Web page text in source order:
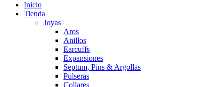
Inicio
Tienda
Joyas
Aros
Anillos
Earcuffs
Expansiones
Septum, Pins & Argollas
Pulseras
Collares